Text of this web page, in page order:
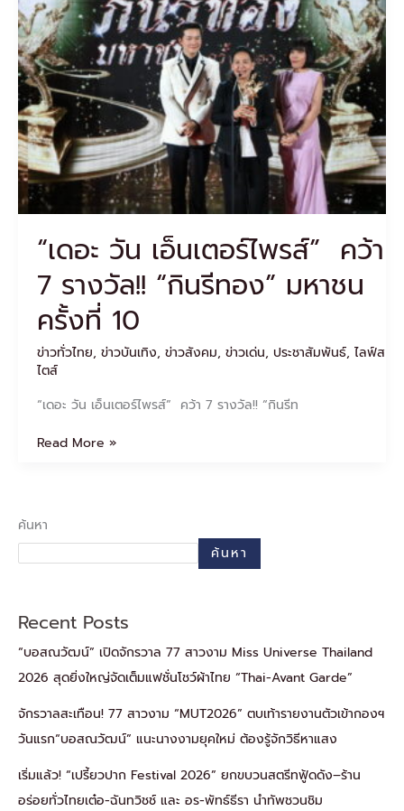
“เดอะ วัน เอ็นเตอร์ไพรส์” คว้า
7 รางวัล!! “กินรีทอง” มหาชน
ครั้งที่ 10
ข่าวทั่วไทย, ข่าวบันเทิง, ข่าวสังคม, ข่าวเด่น, ประชาสัมพันธ์, ไลฟ์ส
ไตส์
“เดอะ วัน เอ็นเตอร์ไพรส์” คว้า 7 รางวัล!! “กินรีท
เอ็น
เตอร์
ไพรส์”
คว้า
7
รางวัล!!
“กินรี
ทอง”
มหาชน
ครั้ง
ที่
Read More »
ค้นหา
ค้นหา
Recent Posts
“บอสณวัฒน์” เปิดจักรวาล 77 สาวงาม Miss Universe Thailand
2026 สุดยิ่งใหญ่จัดเต็มแฟชั่นโชว์ผ้าไทย “Thai-Avant Garde”
จักรวาลสะเทือน! 77 สาวงาม “MUT2026” ตบเท้ารายงานตัวเข้ากองฯ
วันแรก“บอสณวัฒน์” แนะนางงามยุคใหม่ ต้องรู้จักวิธีหาแสง
เริ่มแล้ว! “เปรี้ยวปาก Festival 2026” ยกขบวนสตรีทฟู้ดดัง–ร้าน
อร่อยทั่วไทยเต๋อ-ฉันทวิชช์ และ อร-พัทธ์ธีรา นำทัพชวนชิม